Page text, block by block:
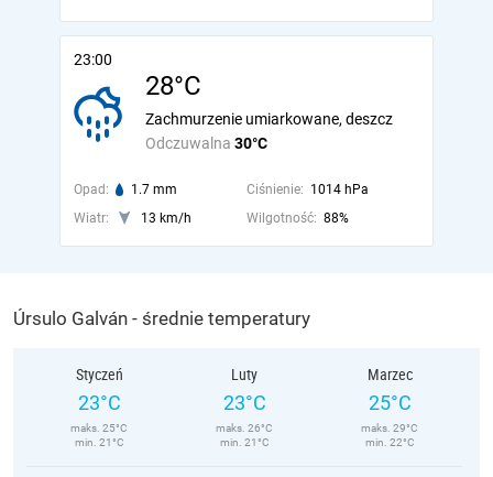
23:00
28°C
Odczuwalna 30°C
Zachmurzenie umiarkowane, deszcz
Opad: 1.7 mm Ciśnienie: 1014 hPa
Wiatr:
13 km/h Wilgotność: 88%
Úrsulo Galván - średnie temperatury
Styczeń
23°C
maks. 25°C
min. 21°C
Luty
23°C
maks. 26°C
min. 21°C
Marzec
25°C
maks. 29°C
min. 22°C